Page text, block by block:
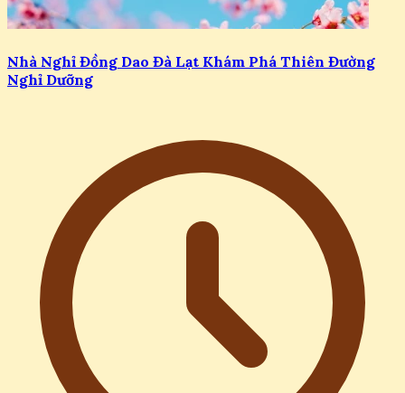
Nhà Nghỉ Đồng Dao Đà Lạt Khám Phá Thiên Đường
Nghỉ Dưỡng